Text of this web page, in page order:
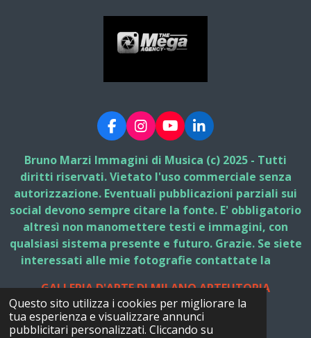
Questo sito utilizza i cookies per migliorare la
tua esperienza e visualizzare annunci
pubblicitari personalizzati. Cliccando su
F
a
c
e
b
o
o
k
I
n
s
t
a
g
r
a
m
Y
o
u
T
u
b
e
L
i
n
k
e
d
I
n
Bruno Marzi Immagini di Musica (c) 2025 - Tutti
diritti riservati. Vietato l'uso commerciale senza
autorizzazione. Eventuali pubblicazioni parziali sui
social devono sempre citare la fonte. E' obbligatorio
altresì non manomettere testi e immagini, con
qualsiasi sistema presente e futuro. Grazie. Se siete
interessati alle mie fotografie contattate la
GALLERIA D'ARTE DI MILANO ARTEUTOPIA
© 2025 - 2026 Bruno Marzi Immagini di Musica
Fornito daWebador